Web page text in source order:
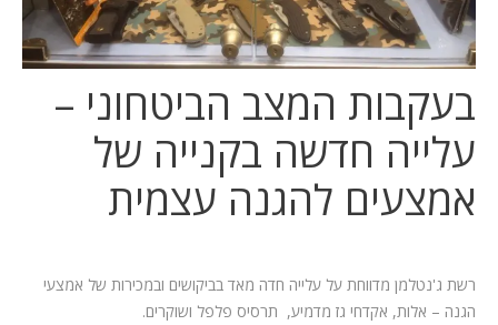
בעקבות המצב הביטחוני –
עלייה חדשה בקנייה של
אמצעים להגנה עצמית
רשת ג'נטלמן מדווחת על עלייה חדה מאד בביקושים ובמכירות של אמצעי
הגנה – אלות, אקדחי גז מדמיע, תרסיס פלפל ושוקרים.